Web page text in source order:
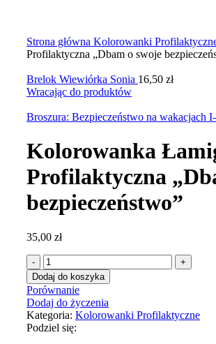
Strona główna Kolorowanki
Profilaktyczna „Dbam o swoje
Brelok Wiewiórka Sonia 16,50 zł
Wracając do produktów
Broszura: Bezpieczeństwo na wakacjach
Kolorowanka
Profilaktyczna
bezpieczeństwo”
35,00 zł
Dodaj do koszyka
Porównanie
Dodaj do życzenia
Kategoria: Kolorowanki Profilaktyczne
Podziel się: